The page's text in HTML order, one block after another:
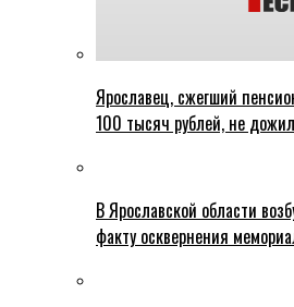
Ярославец, сжегший
100 тысяч рублей, не
В Ярославской области
факту осквернения